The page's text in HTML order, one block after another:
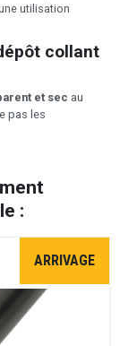
utilisation
collant
et sec au
pas les
:
ARRIVAGE